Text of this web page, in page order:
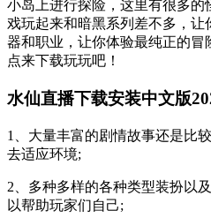
小岛上进行探险，这里有很多
戏玩起来和暗黑系列差不多，
器和职业，让你体验最纯正的
点来下载玩玩吧！
水仙直播下载安装中文版
1、大量丰富的剧情故事还是比
去适应环境;
2、多种多样的各种类型装扮以
以帮助玩家们自己;